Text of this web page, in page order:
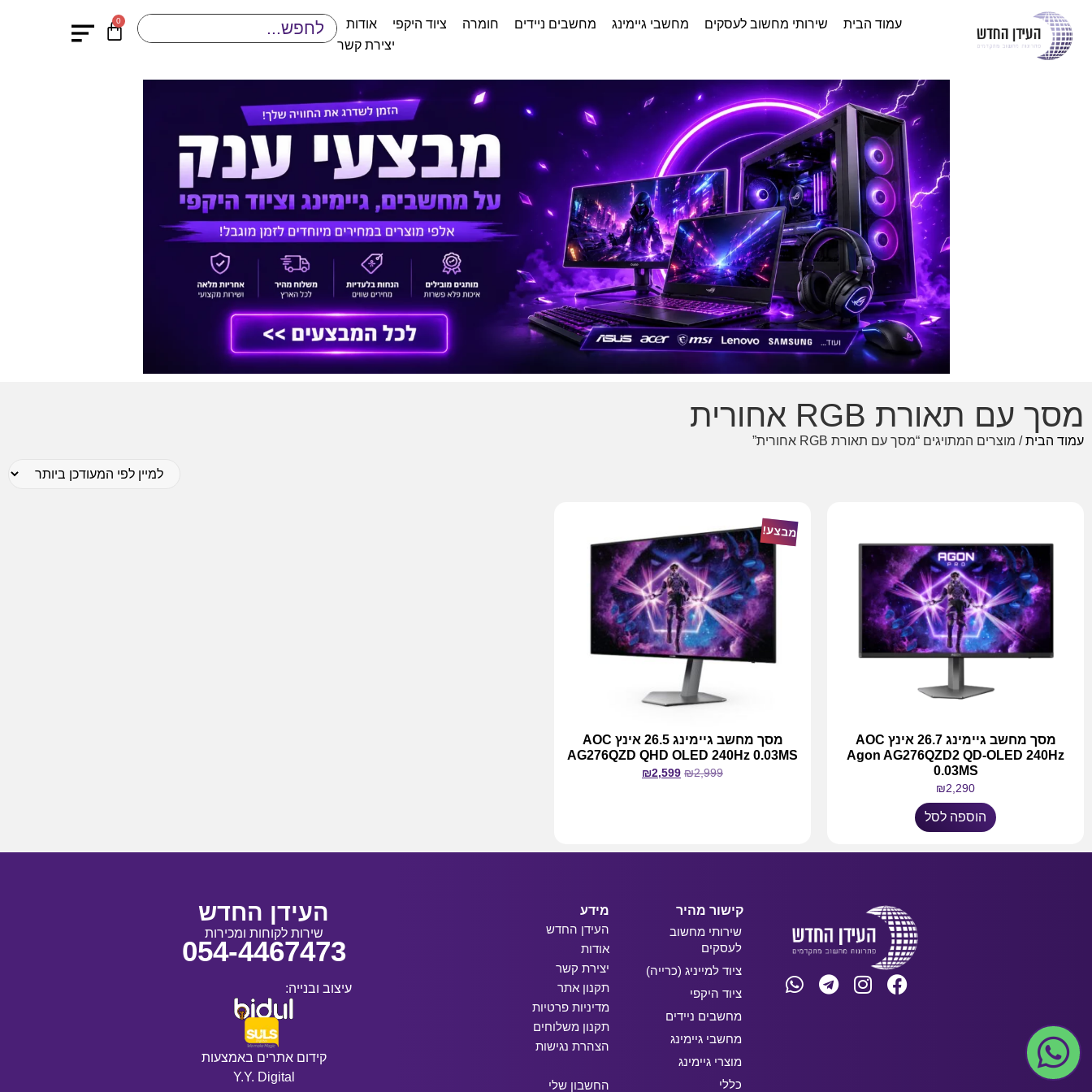
עמוד הבית שירותי מחשוב לעסקים מחשבי גיימינג מחשבים ניידים חומרה ציוד היקפי
אודות
יצירת קשר
0
מסך עם תאורת RGB אחורית
עמוד הבית/ מוצרים המתויגים “מסך עם תאורת RGB אחורית”
מסך מחשב גיימינג 26.7 אינץ AOC
Agon AG276QZD2 QD-OLED 240Hz
0.03MS
₪2,290
הוספה לסל
מבצע!
מסך מחשב גיימינג 26.5 אינץ AOC
AG276QZD QHD OLED 240Hz 0.03MS
₪2,999
₪2,599
קישור מהיר
שירותי מחשוב
לעסקים
ציוד למייניג (כרייה)
ציוד היקפי
מחשבים ניידים
מחשבי גיימינג
מוצרי גיימינג
כללי
מידע
העידן החדש
אודות
יצירת קשר
תקנון אתר
מדיניות פרטיות
תקנון משלוחים
הצהרת נגישות
החשבון שלי
העידן החדש
שירות לקוחות ומכירות
054-4467473
עיצוב ובנייה:
קידום אתרים באמצעות
Y.Y. Digital